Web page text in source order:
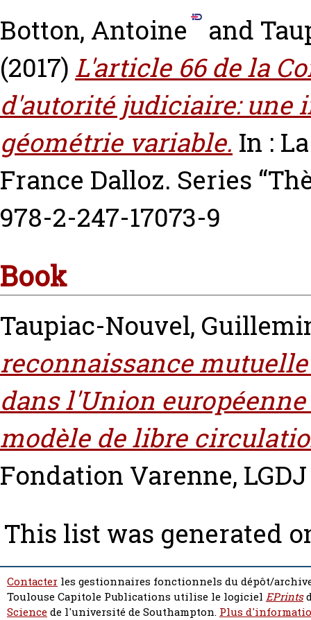
Botton, Antoine and
(2017) L'article 66 de la
d'autorité judiciaire: une
géométrie variable. In :
France Dalloz. Series
978-2-247-17073-9
Book
Taupiac-Nouvel,
reconnaissance
dans l'Union
modèle de libre
Fondation Varenne,
This list was generated
Contacter les gestionnaires fonctionnels du dépôt/
Toulouse Capitole Publications utilise le logiciel EPrints
Sciencede l'université de Southampton. Plus